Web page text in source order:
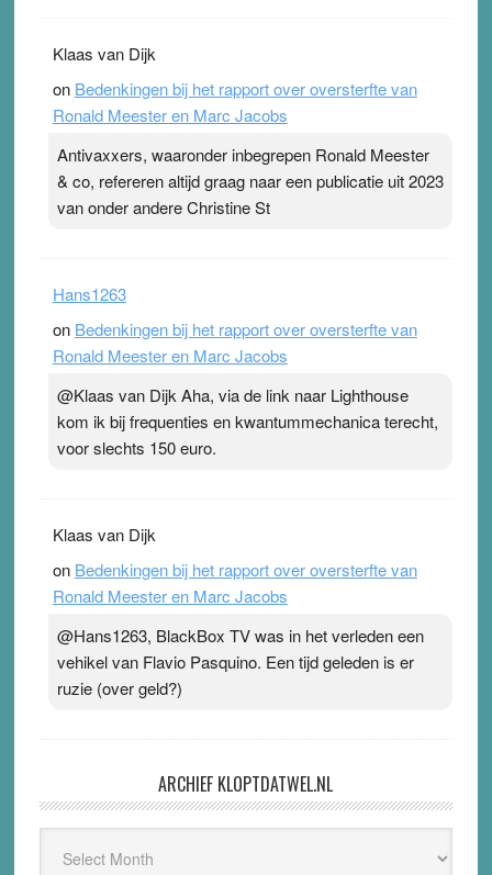
Klaas van Dijk
on Bedenkingen bij het rapport over oversterfte van
Ronald Meester en Marc Jacobs
Antivaxxers, waaronder inbegrepen Ronald Meester
& co, refereren altijd graag naar een publicatie uit 2023
van onder andere Christine St
Hans1263
on Bedenkingen bij het rapport over oversterfte van
Ronald Meester en Marc Jacobs
@Klaas van Dijk Aha, via de link naar Lighthouse
kom ik bij frequenties en kwantummechanica terecht,
voor slechts 150 euro.
Klaas van Dijk
on Bedenkingen bij het rapport over oversterfte van
Ronald Meester en Marc Jacobs
@Hans1263, BlackBox TV was in het verleden een
vehikel van Flavio Pasquino. Een tijd geleden is er
ruzie (over geld?)
ARCHIEF KLOPTDATWEL.NL
Kloptdatwel.nl